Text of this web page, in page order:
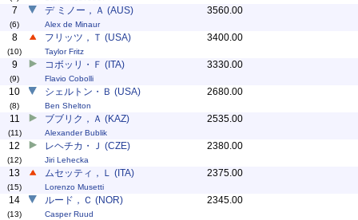
7
(6)
デ ミノー，Ａ (AUS)
Alex de Minaur
3560.00
8
(10)
フリッツ，Ｔ (USA)
Taylor Fritz
3400.00
9
(9)
コボッリ・Ｆ (ITA)
Flavio Cobolli
3330.00
10
(8)
シェルトン・Ｂ (USA)
Ben Shelton
2680.00
11
(11)
ブブリク，Ａ (KAZ)
Alexander Bublik
2535.00
12
(12)
レヘチカ・Ｊ (CZE)
Jiri Lehecka
2380.00
13
(15)
ムセッティ，Ｌ (ITA)
Lorenzo Musetti
2375.00
14
(13)
ルード，Ｃ (NOR)
Casper Ruud
2345.00